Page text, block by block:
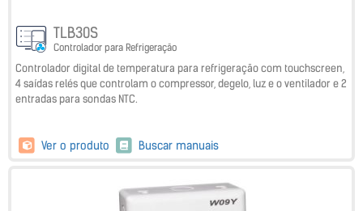
TLB30S
Controlador para Refrigeração
Controlador digital de temperatura para refrigeração com touchscreen,
4 saídas relés que controlam o compressor, degelo, luz e o ventilador e 2
entradas para sondas NTC.
Ver o produto Buscar manuais